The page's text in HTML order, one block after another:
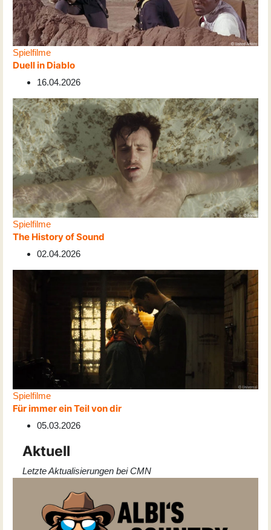
Spielfilme
Duell in Diablo
16.04.2026
Spielfilme
The History of Sound
02.04.2026
Spielfilme
Für immer ein Teil von dir
05.03.2026
Aktuell
Letzte Aktualisierungen bei CMN